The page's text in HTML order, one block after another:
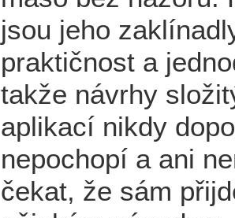
jsou jeho
praktičnost a
takže návrhy
aplikací nikdy
nepochopí a ani
čekat, že sám